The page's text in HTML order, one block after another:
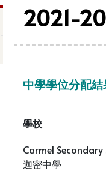
2021-
中學學位分配
學校
Carmel Secondary
迦密中學